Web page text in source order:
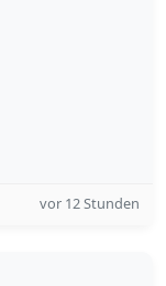
vor 12 Stunden